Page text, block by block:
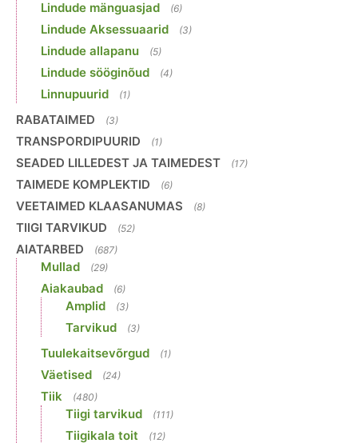
Lindude mänguasjad (6)
Lindude Aksessuaarid (3)
Lindude allapanu (5)
Lindude sööginõud (4)
Linnupuurid (1)
RABATAIMED (3)
TRANSPORDIPUURID (1)
SEADED LILLEDEST JA TAIMEDEST (17)
TAIMEDE KOMPLEKTID (6)
VEETAIMED KLAASANUMAS (8)
TIIGI TARVIKUD (52)
AIATARBED (687)
Mullad (29)
Aiakaubad (6)
Amplid (3)
Tarvikud (3)
Tuulekaitsevõrgud (1)
Väetised (24)
Tiik (480)
Tiigi tarvikud (111)
Tiigikala toit (12)